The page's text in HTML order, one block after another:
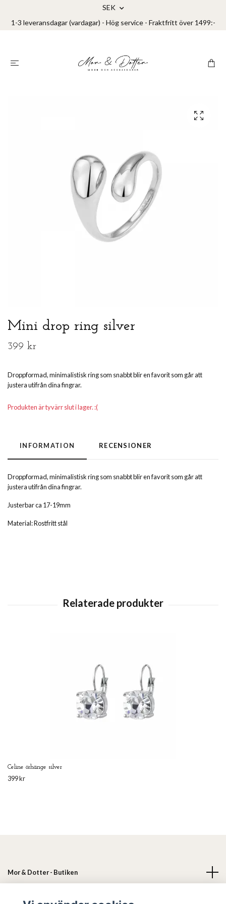
SEK
1-3 leveransdagar (vardagar) - Hög service - Fraktfritt över 1499:-
Mini drop ring silver
399 kr
Droppformad, minimalistisk ring som snabbt blir en favorit som går att
justera utifrån dina fingrar.
Produkten är tyvärr slut i lager. :(
INFORMATION RECENSIONER
Droppformad, minimalistisk ring som snabbt blir en favorit som går att
justera utifrån dina fingrar.
Justerbar ca 17-19mm
Material: Rostfritt stål
Celine örhänge silver
399 kr
Mor & Dotter - Butiken
Läs mer